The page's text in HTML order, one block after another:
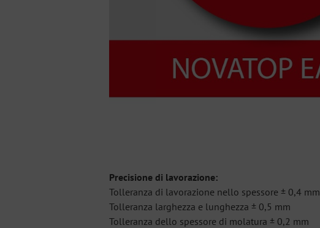
Precisione di lavorazione:
Tolleranza di lavorazione nello spessore ± 0,4 mm
Tolleranza larghezza e lunghezza ± 0,5 mm
Tolleranza dello spessore di molatura ± 0,2 mm